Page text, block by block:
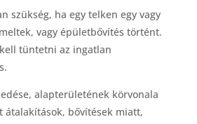
szükség, ha egy telken egy vagy
vagy épületbővítés történt.
tüntetni az ingatlan
alapterületének körvonala
átalakítások, bővítések miatt,